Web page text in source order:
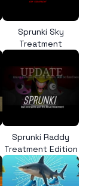
Sprunki Sky
Treatment
Sprunki Raddy
Treatment Edition